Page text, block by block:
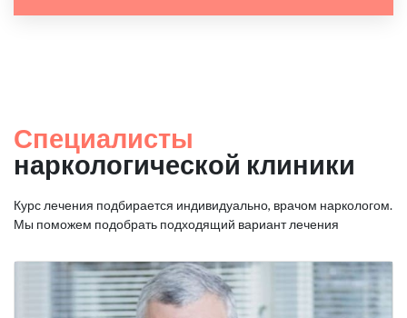
Специалисты
наркологической клиники
Курс лечения подбирается индивидуально, врачом наркологом.
Мы поможем подобрать подходящий вариант лечения